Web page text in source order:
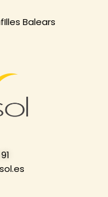
Illes Balears